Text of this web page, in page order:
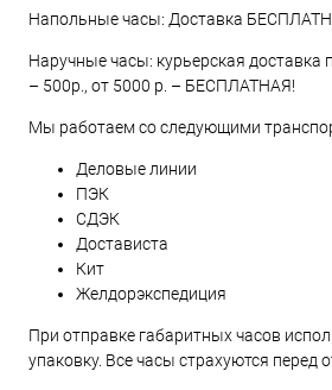
Напольные часы: Доставка
Наручные часы: курьерская доставка
– 500р., от 5000 р. – БЕСПЛАТНАЯ!
Мы работаем со следующими
Деловые линии
ПЭК
СДЭК
Достависта
Кит
Желдорэкспедиция
При отправке габаритных часов
упаковку. Все часы страхуются перед